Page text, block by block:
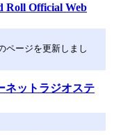
Roll Official Web
ページを更新しまし
ネットラジオステ